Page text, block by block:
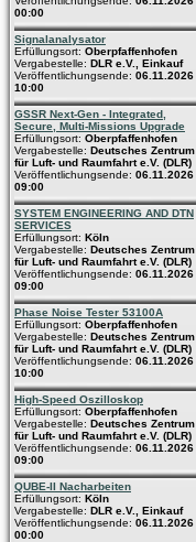
00:00
Signalanalysator
Erfüllungsort: Oberpfaffenhofen
Vergabestelle: DLR e.V., Einkauf
Veröffentlichungsende: 06.11.2026
10:00
GSSR Next-Gen - Integrated,
Secure, Multi-Missions Upgrade
Erfüllungsort: Oberpfaffenhofen
Vergabestelle: Deutsches Zentrum
für Luft- und Raumfahrt e.V. (DLR)
Veröffentlichungsende: 06.11.2026
09:00
SYSTEM ENGINEERING AND DTN
SERVICES
Erfüllungsort: Köln
Vergabestelle: Deutsches Zentrum
für Luft- und Raumfahrt e.V. (DLR)
Veröffentlichungsende: 06.11.2026
09:00
Phase Noise Tester 53100A
Erfüllungsort: Oberpfaffenhofen
Vergabestelle: Deutsches Zentrum
für Luft- und Raumfahrt e.V. (DLR)
Veröffentlichungsende: 06.11.2026
10:00
High-Speed Oszilloskop
Erfüllungsort: Oberpfaffenhofen
Vergabestelle: Deutsches Zentrum
für Luft- und Raumfahrt e.V. (DLR)
Veröffentlichungsende: 06.11.2026
09:00
QUBE-II Nacharbeiten
Erfüllungsort: Köln
Vergabestelle: DLR e.V., Einkauf
Veröffentlichungsende: 06.11.2026
00:00